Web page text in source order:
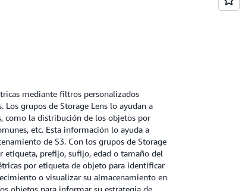
de los objetos para informar su
mediante filtros personalizados
Los grupos de Storage Lens lo ayudan a
como la distribución de los objetos por
etc. Esta información lo ayuda a
de S3. Con los grupos de Storage
etiqueta, prefijo, sufijo, edad o tamaño del
por etiqueta de objeto para identificar
o visualizar su almacenamiento en
objetos para informar su estrategia de